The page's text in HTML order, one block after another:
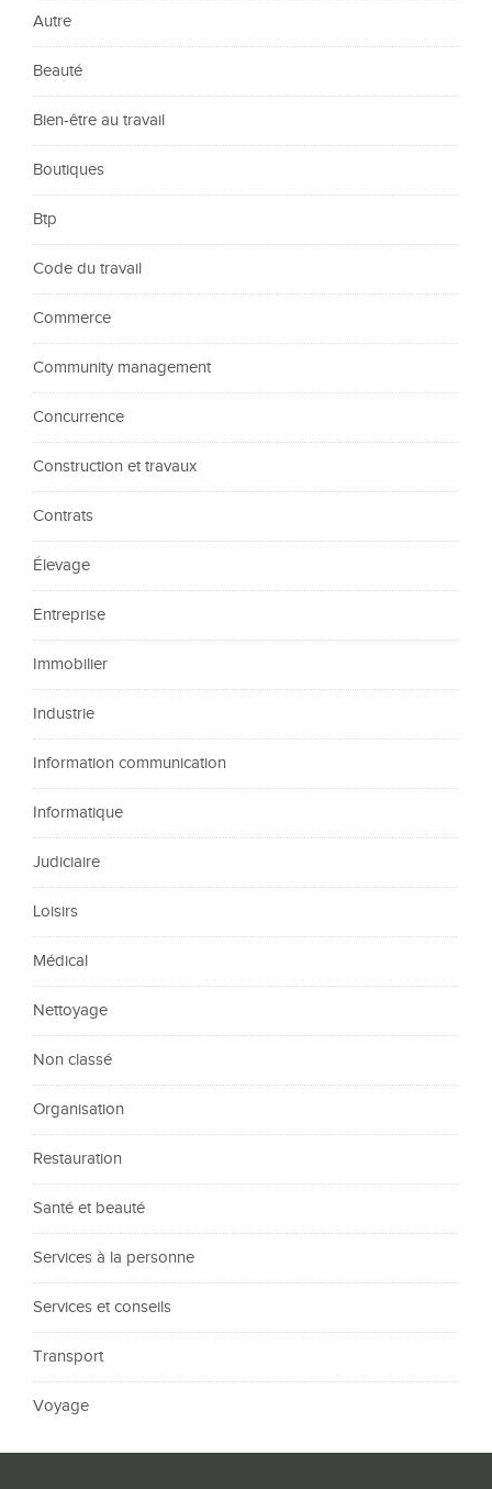
Autre
Beauté
Bien-être au travail
Boutiques
Btp
Code du travail
Commerce
Community management
Concurrence
Construction et travaux
Contrats
Élevage
Entreprise
Immobilier
Industrie
Information communication
Informatique
Judiciaire
Loisirs
Médical
Nettoyage
Non classé
Organisation
Restauration
Santé et beauté
Services à la personne
Services et conseils
Transport
Voyage